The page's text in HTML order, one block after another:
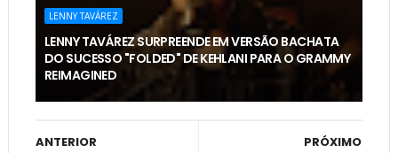
LENNY TAVÁREZ
LENNY TAVÁREZ SURPREENDE EM VERSÃO BACHATA
DO SUCESSO "FOLDED" DE KEHLANI PARA O GRAMMY
REIMAGINED
PRÓXIMO
ANTERIOR